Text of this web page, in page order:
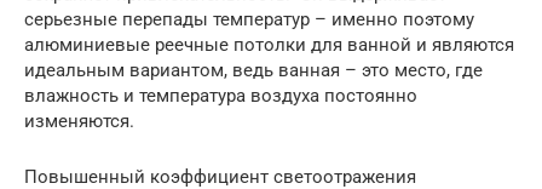
серьезные перепады температур – именно поэтому
алюминиевые реечные потолки для ванной и являются
идеальным вариантом, ведь ванная – это место, где
влажность и температура воздуха постоянно
изменяются.
Повышенный коэффициент светоотражения